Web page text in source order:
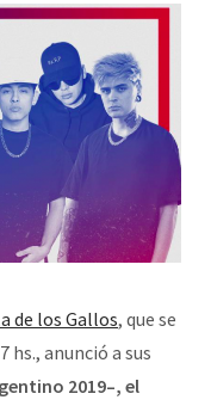
de los Gallos, que se
hs., anunció a sus
2019–, el